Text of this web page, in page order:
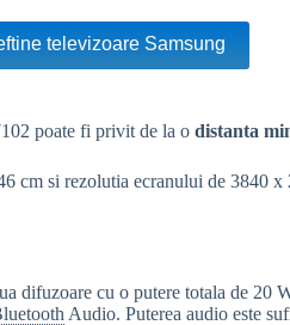
televizoare Samsung
poate fi privit de la odistanta
cm si rezolutia ecranului de 3840
difuzoare cu o putere totala de
Audio. Puterea audio este